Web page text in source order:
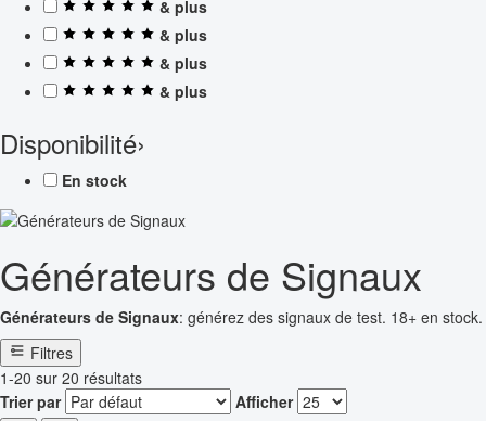
& plus
& plus
& plus
& plus
Disponibilité›
En stock
Générateurs de Signaux
Générateurs de Signaux: générez des signaux de test. 18+ en stock.
Filtres
1-20 sur 20 résultats
Trier par
Afficher